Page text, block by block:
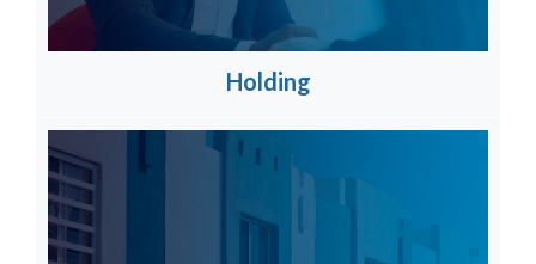
Holding